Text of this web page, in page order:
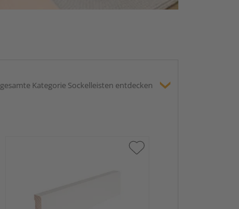
gesamte Kategorie Sockelleisten entdecken